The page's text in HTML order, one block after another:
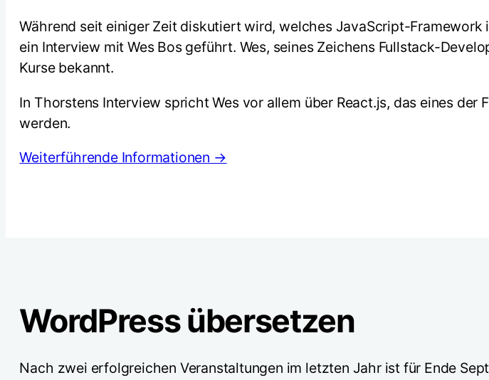
Während seit einiger Zeit diskutiert wird, welches JavaScript-
ein Interview mit Wes Bos geführt. Wes, seines Zeichens Fullstack-
Kurse bekannt.
In Thorstens Interview spricht Wes vor allem über React.js, das eines
werden.
Weiterführende Informationen →
WordPress übersetzen
Nach zwei erfolgreichen Veranstaltungen im letzten Jahr ist für Ende